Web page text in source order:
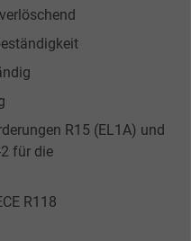
R15 (EL1A) und
für die
R118